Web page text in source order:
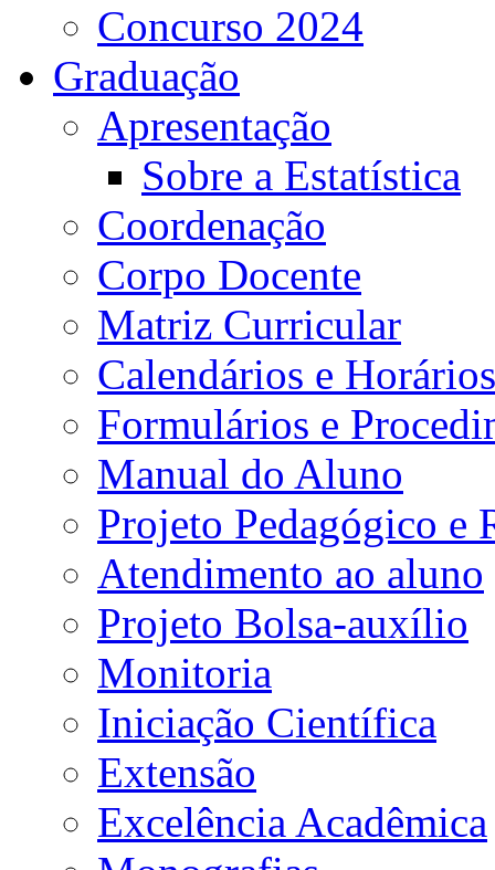
Concurso 2024
Graduação
Apresentação
Sobre a Estatística
Coordenação
Corpo Docente
Matriz Curricular
Calendários e Horários
Formulários e
Manual do Aluno
Projeto Pedagógico e
Atendimento ao aluno
Projeto Bolsa-auxílio
Monitoria
Iniciação Científica
Extensão
Excelência Acadêmica